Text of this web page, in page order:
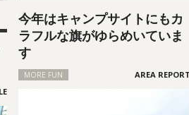
今年はキャンプサイトにもカ
ラフルな旗がゆらめいていま
す
MORE FUN